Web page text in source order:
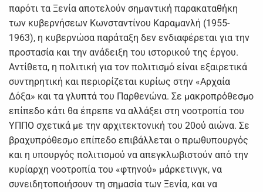
παρότι τα Ξενία αποτελούν σημαντική παρακαταθήκη
των κυβερνήσεων Κωνσταντίνου Καραμανλή (1955-
1963), η κυβερνώσα παράταξη δεν ενδιαφέρεται για την
προστασία και την ανάδειξη του ιστορικού της έργου.
Αντίθετα, η πολιτική για τον πολιτισμό είναι εξαιρετικά
συντηρητική και περιορίζεται κυρίως στην «Αρχαία
Δόξα» και τα γλυπτά του Παρθενώνα. Σε μακροπρόθεσμο
επίπεδο κάτι θα έπρεπε να αλλάξει στη νοοτροπία του
ΥΠΠΟ σχετικά με την αρχιτεκτονική του 20ού αιώνα. Σε
βραχυπρόθεσμο επίπεδο επιβάλλεται ο πρωθυπουργός
και η υπουργός πολιτισμού να απεγκλωβιστούν από την
κυρίαρχη νοοτροπία του «φτηνού» μάρκετινγκ, να
συνειδητοποιήσουν τη σημασία των Ξενία, και να